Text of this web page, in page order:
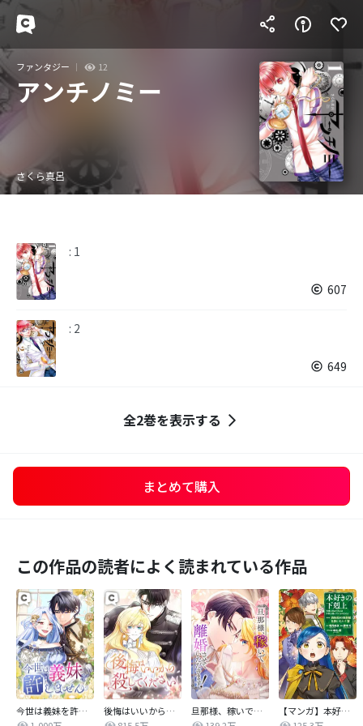
ファンタジー 12
アンチノミー
さくら真呂
: 1
607
: 2
649
全2巻を表示する
まとめて購入
この作品の読者によく読まれている作品
今世は義妹を許しません
後悔はいいから殺してください
旦那様、稼いで離婚させていただきます！
【マンガ】本好きの下剋上 第四部